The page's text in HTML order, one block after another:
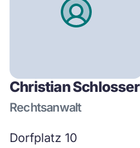
Christian Schlosser
Rechtsanwalt
Dorfplatz 10